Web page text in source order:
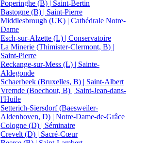
Poperinghe (B) | Saint-Bertin
Bastogne (B) | Saint-Pierre
Middlesbrough (UK) | Cathédrale Notre-
Dame
Esch-sur-Alzette (L) | Conservatoire
La Minerie (Thimister-Clermont, B) |
Saint-Pierre
Reckange-sur-Mess (L) | Sainte-
Aldegonde
Schaerbeek (Bruxelles, B) | Saint-Albert
Vremde (Boechout, B) | Saint-Jean-dans-
l'Huile
Setterich-Siersdorf (Baesweiler-
Aldenhoven, D) | Notre-Dame-de-Grâce
Cologne (D) | Séminaire
Crevelt (D) | Sacré-Cœur